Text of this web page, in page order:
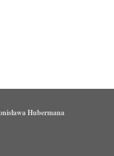
Hubermana